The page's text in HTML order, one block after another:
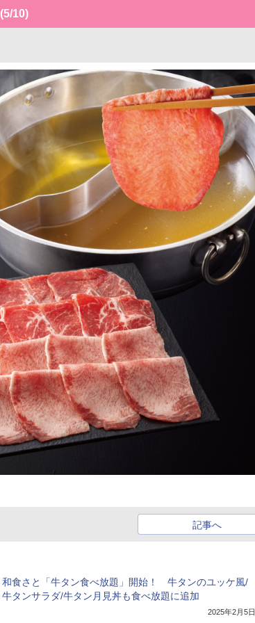
(5/10)
記事へ
和食さと「牛タン食べ放題」開始！ 牛タンのユッケ風/
牛タンサラダ/牛タン月見丼も食べ放題に追加
2025年2月5日